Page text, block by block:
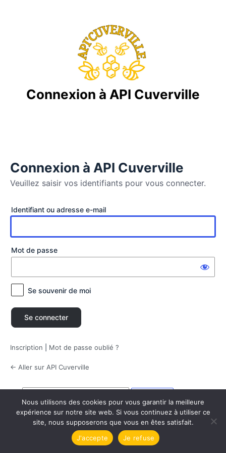
Connexion à API Cuverville
Veuillez saisir vos identifiants pour vous connecter.
Se
Identifiant ou adresse e-mail
Mot de passe
Se souvenir de moi
Inscription Mot de passe oublié ?
← Aller sur API Cuverville
Connexion à API Cuverville
Nous utilisons des cookies pour vous garantir la meilleure
expérience sur notre site web. Si vous continuez à utiliser ce
site, nous supposerons que vous en êtes satisfait.
J'accepte
Je refuse